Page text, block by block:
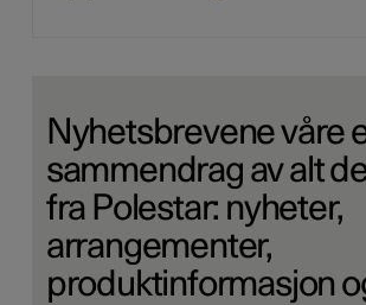
Nyhetsbrevene våre
sammendrag av alt
fra Polestar: nyheter,
arrangementer,
produktinformasjon